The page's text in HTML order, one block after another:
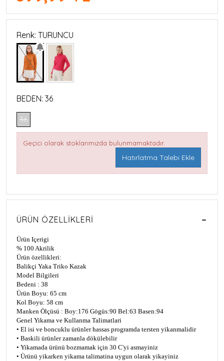
Renk: TURUNCU
BEDEN: 36
36
Geçici olarak stoklarımızda bulunmamaktadır.
Hatırlatma Talebi Ekle
ÜRÜN ÖZELLIKLERI
Ürün Içerigi
% 100 Akrilik
Ürün özellikleri:
Balikçi Yaka Triko Kazak
Model Bilgileri
Bedeni : 38
Ürün Boyu: 65 cm
Kol Boyu: 58 cm
Manken Ölçüsü : Boy:176 Gögüs:90 Bel:63 Basen:94
Genel Yikama ve Kullanma Talimatlari
• El isi ve boncuklu ürünler hassas programda tersten yikanmalidir
• Baskili ürünler zamanla dökülebilir
• Yikamada ürünü bozmamak için 30 C'yi asmayiniz
• Ürünü yikarken yikama talimatina uygun olarak yikayiniz